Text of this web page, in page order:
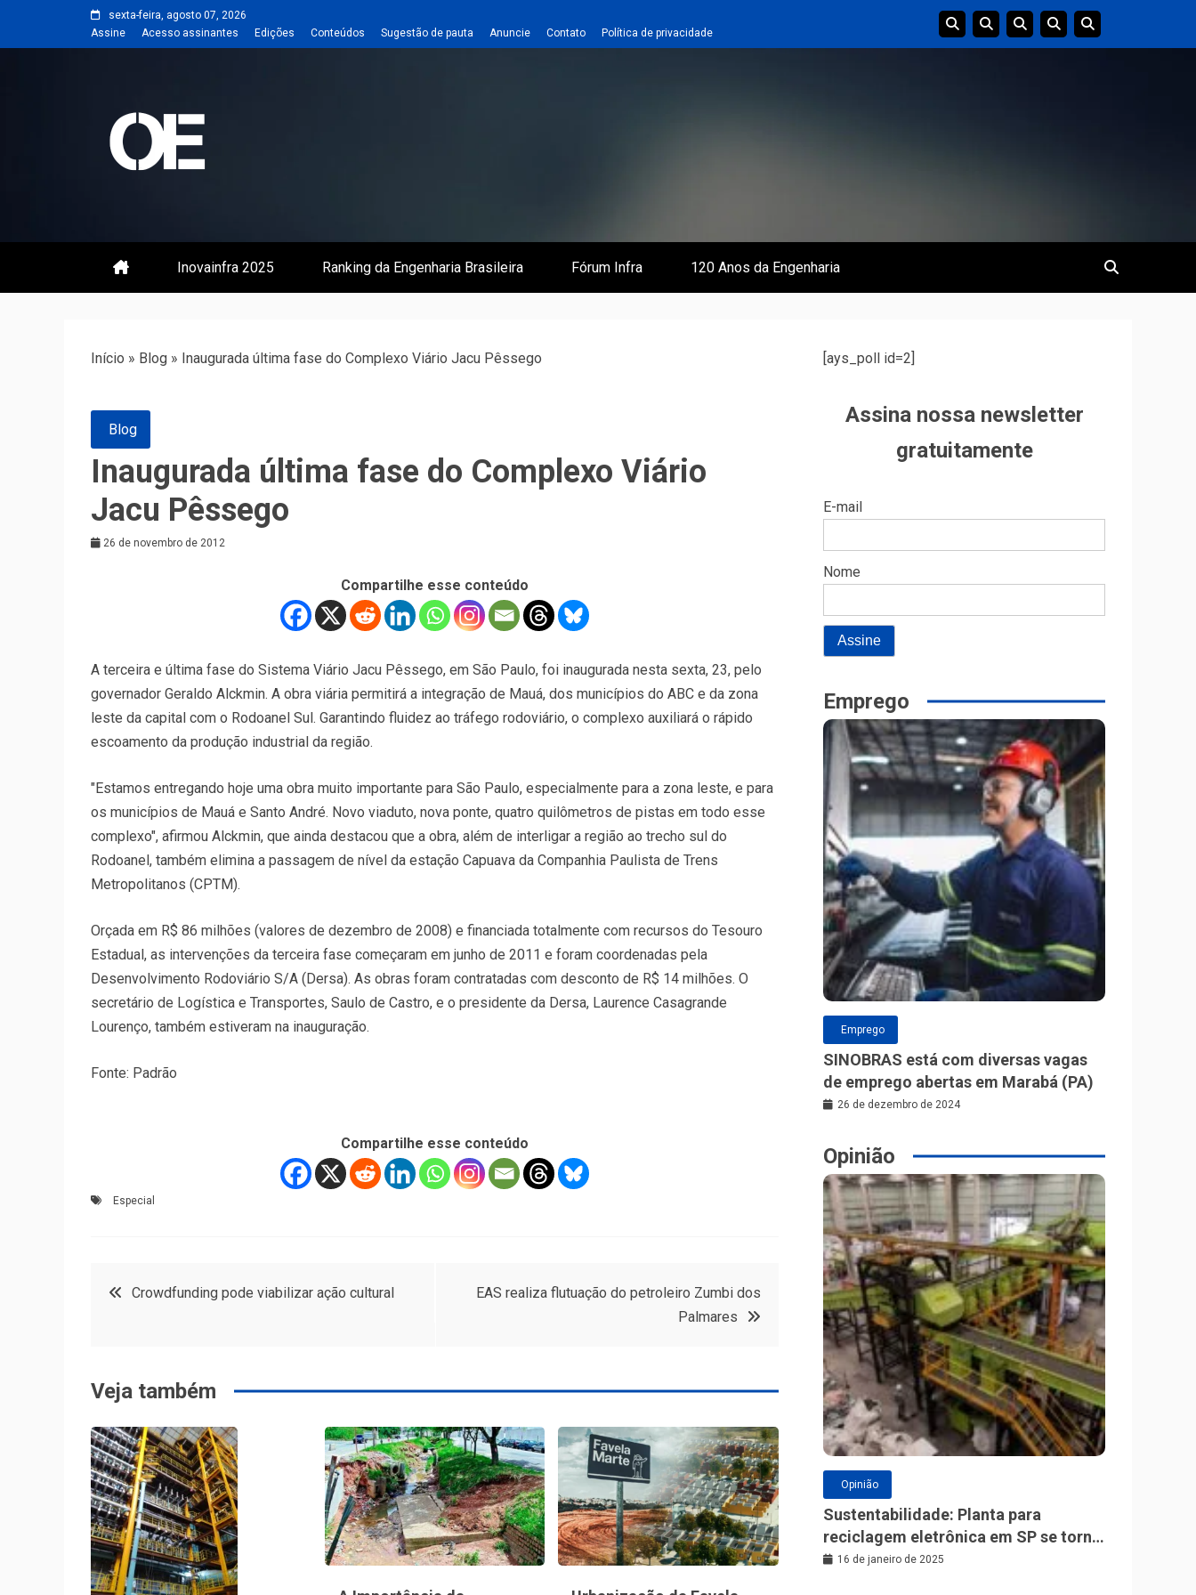
sexta-feira, agosto 07, 2026
Assine
Acesso assinantes Edições Conteúdos Sugestão de pauta Anuncie Contato Política de privacidade
Revista | O Empreiteiro
Inovainfra 2025 Ranking da Engenharia Brasileira Fórum Infra 120 Anos da Engenharia
Início » Blog » Inaugurada última fase do Complexo Viário Jacu Pêssego
Blog
Inaugurada última fase do Complexo Viário
Jacu Pêssego
26 de novembro de 2012
Compartilhe esse conteúdo
A terceira e última fase do Sistema Viário Jacu Pêssego, em São Paulo, foi inaugurada nesta sexta, 23, pelo
governador Geraldo Alckmin. A obra viária permitirá a integração de Mauá, dos municípios do ABC e da zona
leste da capital com o Rodoanel Sul. Garantindo fluidez ao tráfego rodoviário, o complexo auxiliará o rápido
escoamento da produção industrial da região.
"Estamos entregando hoje uma obra muito importante para São Paulo, especialmente para a zona leste, e para
os municípios de Mauá e Santo André. Novo viaduto, nova ponte, quatro quilômetros de pistas em todo esse
complexo", afirmou Alckmin, que ainda destacou que a obra, além de interligar a região ao trecho sul do
Rodoanel, também elimina a passagem de nível da estação Capuava da Companhia Paulista de Trens
Metropolitanos (CPTM).
Orçada em R$ 86 milhões (valores de dezembro de 2008) e financiada totalmente com recursos do Tesouro
Estadual, as intervenções da terceira fase começaram em junho de 2011 e foram coordenadas pela
Desenvolvimento Rodoviário S/A (Dersa). As obras foram contratadas com desconto de R$ 14 milhões. O
secretário de Logística e Transportes, Saulo de Castro, e o presidente da Dersa, Laurence Casagrande
Lourenço, também estiveram na inauguração.
Fonte: Padrão
Compartilhe esse conteúdo
Especial
Navegação
Post
Crowdfunding pode viabilizar ação cultural
EAS realiza flutuação do petroleiro Zumbi dos
Palmares
Veja também
[ays_poll id=2]
Assina nossa newsletter
gratuitamente
E-mail
Nome
Emprego
Emprego
SINOBRAS está com diversas vagas
de emprego abertas em Marabá (PA)
26 de dezembro de 2024
Opinião
Opinião
Sustentabilidade: Planta para
reciclagem eletrônica em SP se torna
a maior da América Latina
16 de janeiro de 2025